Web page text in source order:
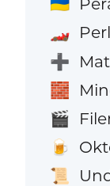
🇺🇦
🏎️
➕
🧱
🎬
🍺
📜